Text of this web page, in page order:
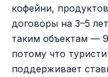
кофейни,
договоры на 3–5
таким объектам —
потому что
поддерживает